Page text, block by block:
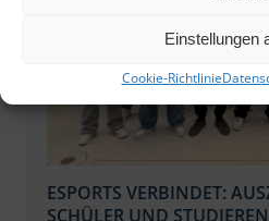
Einstellungen
Cookie-Richtlinie
ESPORTS VERBINDET:
SCHÜLER UND